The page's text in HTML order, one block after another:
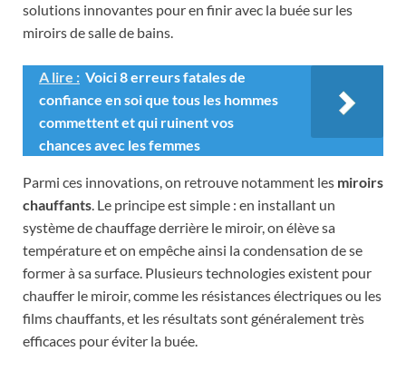
solutions innovantes pour en finir avec la buée sur les
miroirs de salle de bains.
A lire : Voici 8 erreurs fatales de
confiance en soi que tous les hommes
commettent et qui ruinent vos
chances avec les femmes
Parmi ces innovations, on retrouve notamment les miroirs
chauffants. Le principe est simple : en installant un
système de chauffage derrière le miroir, on élève sa
température et on empêche ainsi la condensation de se
former à sa surface. Plusieurs technologies existent pour
chauffer le miroir, comme les résistances électriques ou les
films chauffants, et les résultats sont généralement très
efficaces pour éviter la buée.